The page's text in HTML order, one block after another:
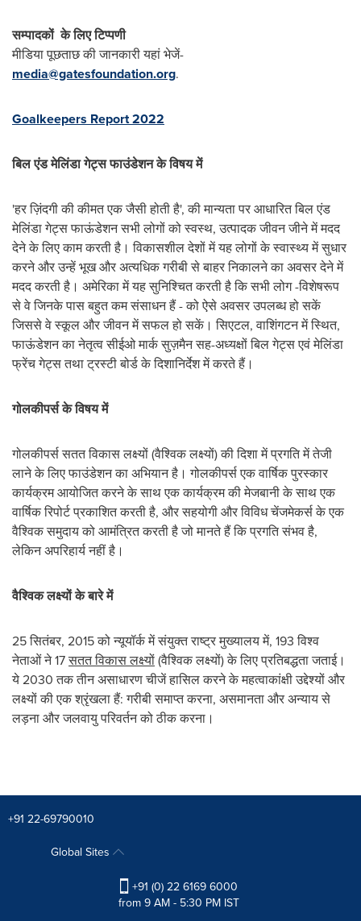
सम्‍पादकों के लिए टिप्‍पणी
मीडिया पूछताछ की जानकारी यहां भेजें-
media@gatesfoundation.org.
Goalkeepers Report 2022
बिल एंड मेलिंडा गेट्स फाउंडेशन के विषय में
'हर ज़िंदगी की कीमत एक जैसी होती है', की मान्यता पर आधारित बिल एंड
मेलिंडा गेट्स फाऊंडेशन सभी लोगों को स्वस्थ, उत्पादक जीवन जीने में मदद
देने के लिए काम करती है। विकासशील देशों में यह लोगों के स्वास्थ्य में सुधार
करने और उन्हें भूख और अत्यधिक गरीबी से बाहर निकालने का अवसर देने में
मदद करती है। अमेरिका में यह सुनिश्चित करती है कि सभी लोग -विशेषरूप
से वे जिनके पास बहुत कम संसाधन हैं - को ऐसे अवसर उपलब्ध हो सकें
जिससे वे स्कूल और जीवन में सफल हो सकें। सिएटल, वाशिंगटन में स्थित,
फाऊंडेशन का नेतृत्व सीईओ मार्क सुज़मैन सह-अध्यक्षों बिल गेट्स एवं मेलिंडा
फ्रेंच गेट्स तथा ट्रस्‍टी बोर्ड के दिशानिर्देश में करते हैं।
गोलकीपर्स के विषय में
गोलकीपर्स सतत विकास लक्ष्यों (वैश्विक लक्ष्यों) की दिशा में प्रगति में तेजी
लाने के लिए फाउंडेशन का अभियान है। गोलकीपर्स एक वार्षिक पुरस्कार
कार्यक्रम आयोजित करने के साथ एक कार्यक्रम की मेजबानी के साथ एक
वार्षिक रिपोर्ट प्रकाशित करती है, और सहयोगी और विविध चेंजमेकर्स के एक
वैश्विक समुदाय को आमंत्रित करती है जो मानते हैं कि प्रगति संभव है,
लेकिन अपरिहार्य नहीं है।
वैश्विक लक्ष्यों के बारे में
25 सितंबर, 2015 को न्यूयॉर्क में संयुक्त राष्ट्र मुख्यालय में, 193 विश्व
नेताओं ने 17सतत विकास लक्ष्यों(वैश्विक लक्ष्यों) के लिए प्रतिबद्धता जताई।
ये 2030 तक तीन असाधारण चीजें हासिल करने के महत्वाकांक्षी उद्देश्यों और
लक्ष्यों की एक श्रृंखला हैं: गरीबी समाप्त करना, असमानता और अन्याय से
लड़ना और जलवायु परिवर्तन को ठीक करना।
+91 22-69790010
Global Sites
+91 (0) 22 6169 6000
from 9 AM - 5:30 PM IST